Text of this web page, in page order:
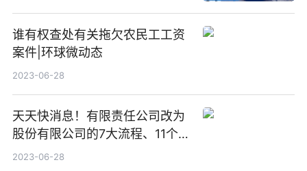
谁有权查处有关拖欠农民工工资
案件|环球微动态
2023-06-28
天天快消息！有限责任公司改为
股份有限公司的7大流程、11个步
骤
2023-06-28